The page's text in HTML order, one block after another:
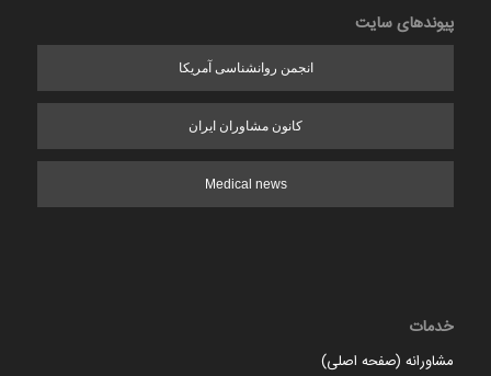
پیوندهای سایت
انجمن روانشناسی آمریکا
کانون مشاوران ایران
Medical news
خدمات
مشاورانه (صفحه اصلی)